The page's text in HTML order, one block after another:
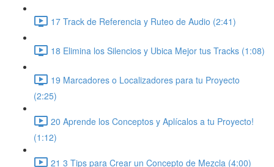
17 Track de Referencia y Ruteo de Audio (2:41)
18 Elimina los Silencios y Ubica Mejor tus Tracks (1:08)
19 Marcadores o Localizadores para tu Proyecto
(2:25)
20 Aprende los Conceptos y Aplícalos a tu Proyecto!
(1:12)
21 3 Tips para Crear un Concepto de Mezcla (4:00)